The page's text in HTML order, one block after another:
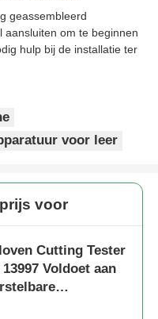
geassembleerd
om te beginnen
hulp bij de installatie ter
voor leer
voor
Cutting Tester
13997 Voldoet aan